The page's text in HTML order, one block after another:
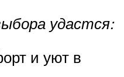
удастся:
и уют в